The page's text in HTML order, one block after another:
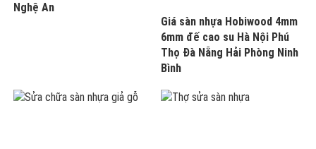
Nghệ An
Giá sàn nhựa Hobiwood 4mm
6mm đế cao su Hà Nội Phú
Thọ Đà Nẵng Hải Phòng Ninh
Bình